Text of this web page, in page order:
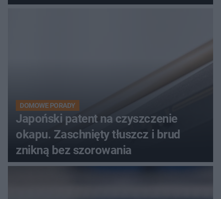
DOMOWE PORADY
Japoński patent na czyszczenie
okapu. Zaschnięty tłuszcz i brud
znikną bez szorowania